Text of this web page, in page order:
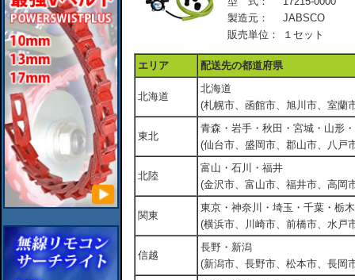
製造元：
JABSCO
販売単位：
１セット
エリア 配送先の都道府県
北海道
北海道
(札幌市、函館市、旭川市、室蘭
東北
青森・岩手・秋田・宮城・山形
(仙台市、盛岡市、郡山市、八戸
北陸
富山・石川・福井
(金沢市、富山市、福井市、高岡
関東
東京・神奈川・埼玉・千葉・栃
(横浜市、川崎市、前橋市、水戸
信越
長野・新潟
(新潟市、長野市、松本市、長岡